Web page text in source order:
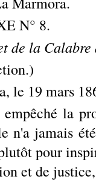
N° 8.
de la
le 19 mars
empêché la
n'a jamais
pour
et de